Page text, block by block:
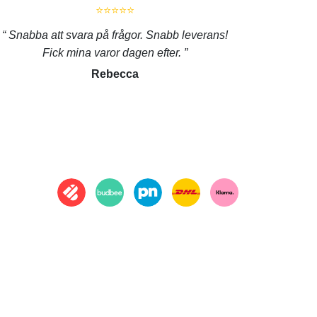
⭐⭐⭐⭐⭐
Snabba att svara på frågor. Snabb leverans!
Fick mina varor dagen efter.
Rebecca